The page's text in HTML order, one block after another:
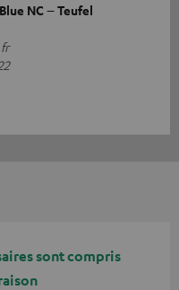
NC – Teufel
sont compris